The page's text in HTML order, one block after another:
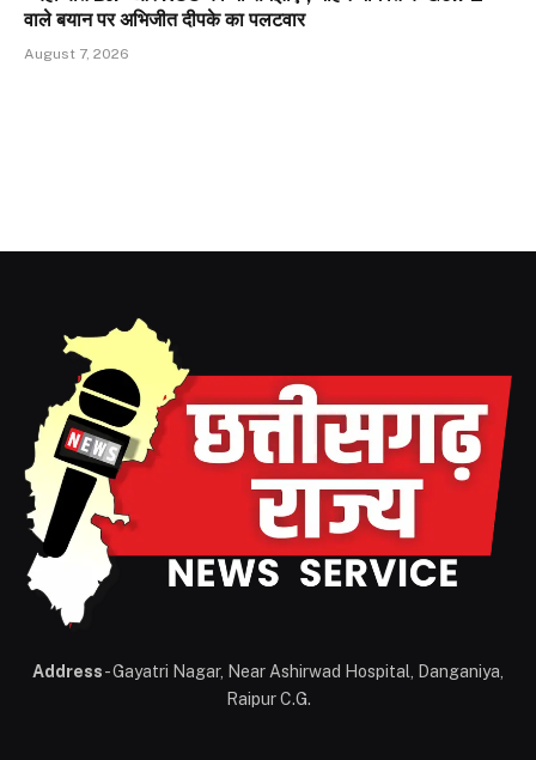
वाले बयान पर अभिजीत दीपके का पलटवार
August 7, 2026
Address- Gayatri Nagar, Near Ashirwad Hospital, Danganiya,
Raipur C.G.